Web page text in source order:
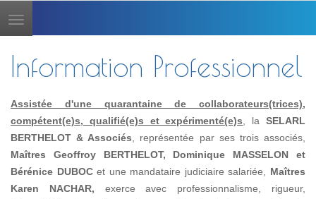
Toggle
navigation
Information Professionnel
Assistée d'une quarantaine de collaborateurs(trices),
compétent(e)s, qualifié(e)s et expérimenté(e)s , laSELARL
BERTHELOT & Associés , représentée par ses trois associés,
Maîtres Geoffroy BERTHELOT, Dominique MASSELON et
Bérénice DUBOCet une mandataire judiciaire salariée, Maîtres
Karen NACHAR, exerce avec professionnalisme, rigueur,